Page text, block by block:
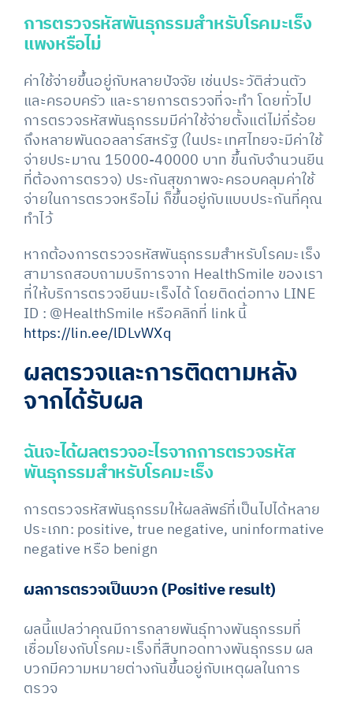
การตรวจรหัสพันธุกรรมสำหรับโรคมะเร็ง
แพงหรือไม่
ค่าใช้จ่ายขึ้นอยู่กับหลายปัจจัย เช่นประวัติส่วนตัว
และครอบครัว และรายการตรวจที่จะทำ โดยทั่วไป
การตรวจรหัสพันธุกรรมมีค่าใช้จ่ายตั้งแต่ไม่กี่ร้อย
ถึงหลายพันดอลลาร์สหรัฐ (ในประเทศไทยจะมีค่าใช้
จ่ายประมาณ 15000-40000 บาท ขึ้นกับจำนวนยีน
ที่ต้องการตรวจ) ประกันสุขภาพจะครอบคลุมค่าใช้
จ่ายในการตรวจหรือไม่ ก็ขึ้นอยู่กับแบบประกันที่คุณ
ทำไว้
หากต้องการตรวจรหัสพันธุกรรมสำหรับโรคมะเร็ง
สามารถสอบถามบริการจาก HealthSmile ของเรา
ที่ให้บริการตรวจยีนมะเร็งได้ โดยติดต่อทาง LINE
ID : @HealthSmile หรือคลิกที่ link นี้
https://lin.ee/lDLvWXq
ผลตรวจและการติดตามหลัง
จากได้รับผล
ฉันจะได้ผลตรวจอะไรจากการตรวจรหัส
พันธุกรรมสำหรับโรคมะเร็ง
การตรวจรหัสพันธุกรรมให้ผลลัพธ์ที่เป็นไปได้หลาย
ประเภท: positive, true negative, uninformative
negative หรือ benign
ผลการตรวจเป็นบวก(Positive result)
ผลนี้แปลว่าคุณมีการกลายพันธุ์ทางพันธุกรรมที่
เชื่อมโยงกับโรคมะเร็งที่สืบทอดทางพันธุกรรม ผล
บวกมีความหมายต่างกันขึ้นอยู่กับเหตุผลในการ
ตรวจ